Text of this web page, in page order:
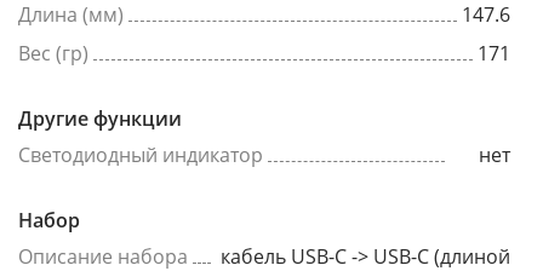
Длина (мм)
147.6
Вес (гр)
171
Другие функции
Светодиодный индикатор
нет
Набор
Описание набора
кабель USB-C -> USB-C (длиной